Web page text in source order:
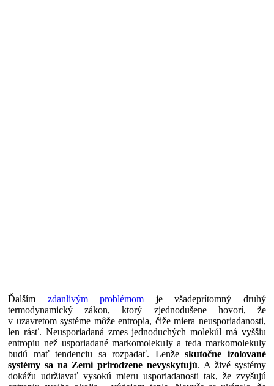
Ďalším zdanlivým problémom je všadeprítomný druhý
termodynamický zákon, ktorý zjednodušene hovorí, že
v uzavretom systéme môže entropia, čiže miera neusporiadanosti,
len rásť. Neusporiadaná zmes jednoduchých molekúl má vyššiu
entropiu než usporiadané markomolekuly a teda markomolekuly
budú mať tendenciu sa rozpadať. Lenžeskutočne izolované
systémy sa na Zemi prirodzene nevyskytujú. A živé systémy
dokážu udržiavať vysokú mieru usporiadanosti tak, že zvyšujú